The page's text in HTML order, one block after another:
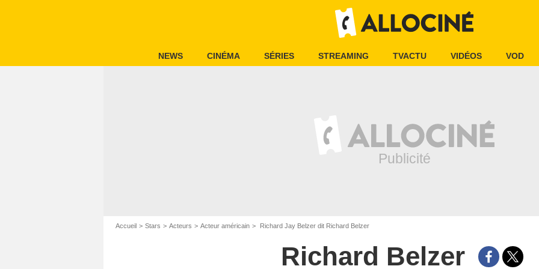
NEWS CINÉMA SÉRIES STREAMING TVACTU VIDÉOS VOD
Accueil Stars Acteurs Acteur américain Richard Jay Belzer dit Richard Belzer
Richard Belzer